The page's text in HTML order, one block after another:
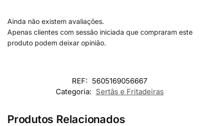
Ainda não existem avaliações.
Apenas clientes com sessão iniciada que compraram este
produto podem deixar opinião.
REF: 5605169056667
Categoria: Sertãs e Fritadeiras
Produtos Relacionados